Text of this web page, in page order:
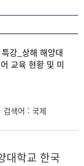
강_상해 해양대
교육 현황 및 미
검색어 : 국제
대학교 한국